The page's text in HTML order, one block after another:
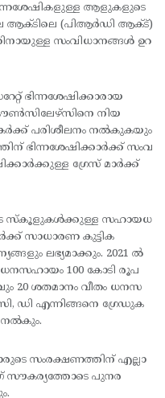
ആളുകളുടെ
ആക്ടിലെ (പിആര്‍ഡി ആക്ട്)
സംവിധാനങ്ങള്‍ ഉറ
ഭിന്നശേഷിക്കാരായ
നിയ
പരിശീലനം നല്‍കുകയും
ഭിന്നശേഷിക്കാര്‍ക്ക് സംവ
ഗ്രേസ് മാര്‍ക്ക്
സ്കൂളുകള്‍ക്കുള്ള സഹായധ
സാധാരണ കുട്ടിക
ലഭ്യമാക്കും. 2021 ല്‍
100 കോടി രൂപ
20 ശതമാനം വീതം ധനസ
ഡി എന്നിങ്ങനെ ഗ്രേഡുക
നല്‍കും.
സംരക്ഷണത്തിന് എല്ലാ
സൗകര്യത്തോടെ പുനര